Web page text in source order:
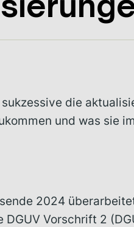
die
und was sie
2024
DGUV Vorschrift 2